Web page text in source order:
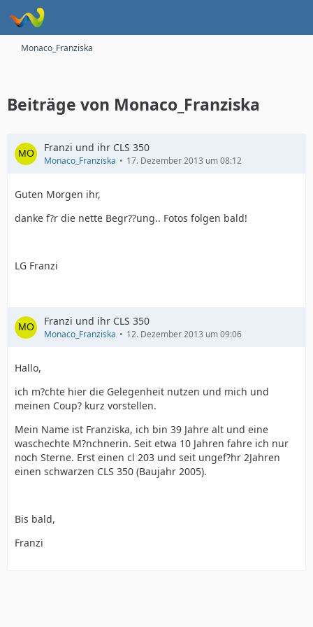
Monaco_Franziska
Beiträge von Monaco_Franziska
Franzi und ihr CLS 350
Monaco_Franziska 17. Dezember 2013 um 08:12
Guten Morgen ihr,
danke f?r die nette Begr??ung.. Fotos folgen bald!
LG Franzi
Franzi und ihr CLS 350
Monaco_Franziska 12. Dezember 2013 um 09:06
Hallo,
ich m?chte hier die Gelegenheit nutzen und mich und
meinen Coup? kurz vorstellen.
Mein Name ist Franziska, ich bin 39 Jahre alt und eine
waschechte M?nchnerin. Seit etwa 10 Jahren fahre ich nur
noch Sterne. Erst einen cl 203 und seit ungef?hr 2Jahren
einen schwarzen CLS 350 (Baujahr 2005).
Bis bald,
Franzi